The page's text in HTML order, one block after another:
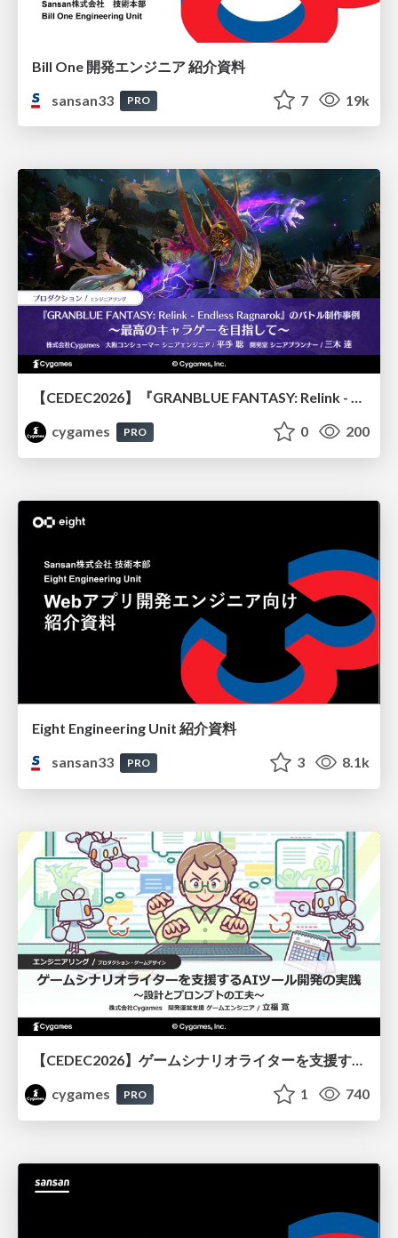
Bill One 開発エンジニア 紹介資料
sansan33
PRO 7 19k
【CEDEC2026】『GRANBLUE FANTASY: Relink - Endless Ragnarok』のバトル制作事例 ～最高のキャラゲーを目指して～
cygames
PRO 0 200
Eight Engineering Unit 紹介資料
sansan33
PRO 3 8.1k
cygames
PRO 1 740